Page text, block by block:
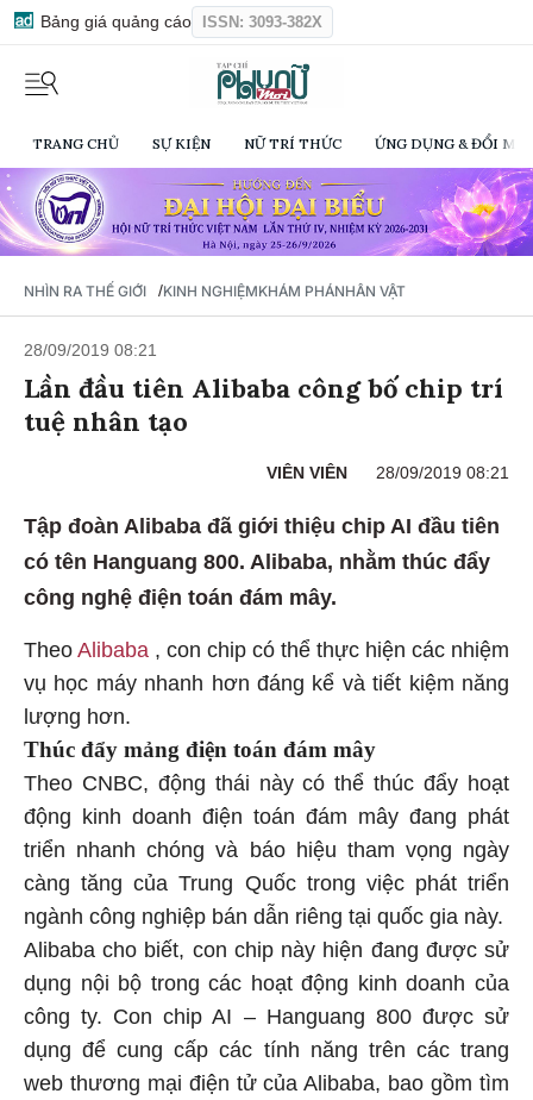
Bảng giá quảng cáo ISSN: 3093-382X
TRANG CHỦ SỰ KIỆN NỮ TRÍ THỨC ỨNG DỤNG & ĐỔI
NHÌN RA THẾ GIỚI /KINH NGHIỆMKHÁM PHÁNHÂN VẬT
28/09/2019 08:21
Lần đầu tiên Alibaba công bố chip trí
tuệ nhân tạo
VIÊN VIÊN 28/09/2019 08:21
Tập đoàn Alibaba đã giới thiệu chip AI đầu tiên
có tên Hanguang 800. Alibaba, nhằm thúc đẩy
công nghệ điện toán đám mây.
Theo Alibaba
, con chip có thể thực hiện các nhiệm
vụ học máy nhanh hơn đáng kể và tiết kiệm năng
lượng hơn.
Thúc đẩy mảng điện toán đám mây
Theo CNBC, động thái này có thể thúc đẩy hoạt
động kinh doanh điện toán đám mây đang phát
triển nhanh chóng và báo hiệu tham vọng ngày
càng tăng của Trung Quốc trong việc phát triển
ngành công nghiệp bán dẫn riêng tại quốc gia này.
Alibaba cho biết, con chip này hiện đang được sử
dụng nội bộ trong các hoạt động kinh doanh của
công ty. Con chip AI – Hanguang 800 được sử
dụng để cung cấp các tính năng trên các trang
web thương mại điện tử của Alibaba, bao gồm tìm